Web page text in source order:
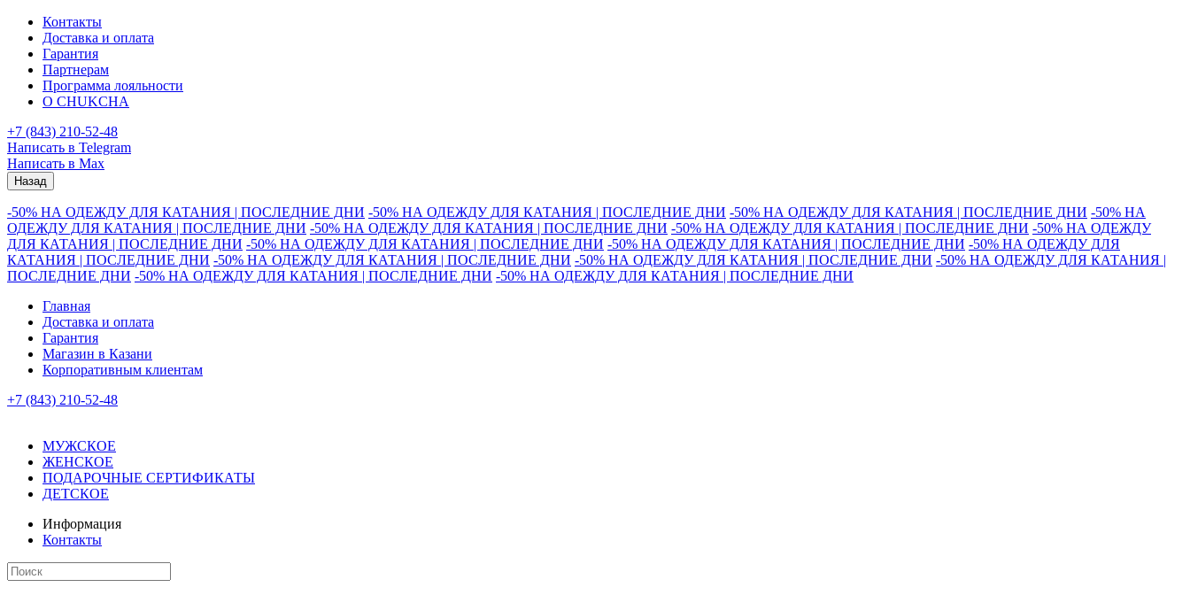
Контакты
Доставка и оплата
Гарантия
Партнерам
Программа лояльности
О CHUKCHA
+7 (843) 210-52-48
Написать в Telegram
Написать в Max
Назад
-50% НА ОДЕЖДУ ДЛЯ КАТАНИЯ | ПОСЛЕДНИЕ ДНИ -50% НА ОДЕЖДУ ДЛЯ КАТАНИЯ | ПОСЛЕДНИЕ ДНИ -50% НА ОДЕЖДУ ДЛЯ КАТАНИЯ | ПОСЛЕДНИЕ ДНИ -50% НА
ОДЕЖДУ ДЛЯ КАТАНИЯ | ПОСЛЕДНИЕ ДНИ -50% НА ОДЕЖДУ ДЛЯ КАТАНИЯ | ПОСЛЕДНИЕ ДНИ -50% НА ОДЕЖДУ ДЛЯ КАТАНИЯ | ПОСЛЕДНИЕ ДНИ -50% НА ОДЕЖДУ
ДЛЯ КАТАНИЯ | ПОСЛЕДНИЕ ДНИ -50% НА ОДЕЖДУ ДЛЯ КАТАНИЯ | ПОСЛЕДНИЕ ДНИ -50% НА ОДЕЖДУ ДЛЯ КАТАНИЯ | ПОСЛЕДНИЕ ДНИ -50% НА ОДЕЖДУ ДЛЯ
КАТАНИЯ | ПОСЛЕДНИЕ ДНИ -50% НА ОДЕЖДУ ДЛЯ КАТАНИЯ | ПОСЛЕДНИЕ ДНИ -50% НА ОДЕЖДУ ДЛЯ КАТАНИЯ | ПОСЛЕДНИЕ ДНИ -50% НА ОДЕЖДУ ДЛЯ КАТАНИЯ |
ПОСЛЕДНИЕ ДНИ -50% НА ОДЕЖДУ ДЛЯ КАТАНИЯ | ПОСЛЕДНИЕ ДНИ -50% НА ОДЕЖДУ ДЛЯ КАТАНИЯ | ПОСЛЕДНИЕ ДНИ
Главная
Доставка и оплата
Гарантия
Магазин в Казани
Корпоративным клиентам
+7 (843) 210-52-48
МУЖСКОЕ
ЖЕНСКОЕ
ПОДАРОЧНЫЕ СЕРТИФИКАТЫ
ДЕТСКОЕ
Информация
Контакты